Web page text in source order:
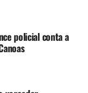
policial conta a